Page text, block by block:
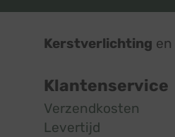
Kerstverlichting en
Klantenservice
Verzendkosten
Levertijd